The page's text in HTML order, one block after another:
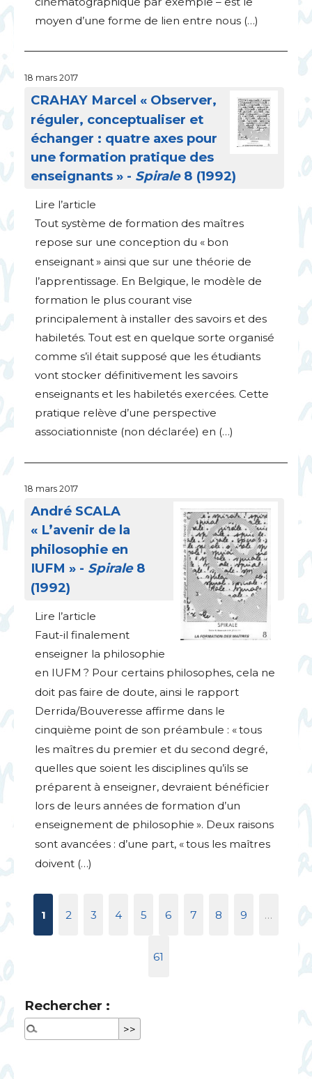
moyen d’une forme de lien entre nous (…)
18 mars 2017
CRAHAY Marcel « Observer,
réguler, conceptualiser et
échanger : quatre axes pour
une formation pratique des
enseignants » - Spirale8 (1992)
Lire l’article
Tout système de formation des maîtres
repose sur une conception du « bon
enseignant» ainsi que sur une théorie de
l’apprentissage. En Belgique, le modèle de
formation le plus courant vise
principalement à installer des savoirs et des
habiletés. Tout est en quelque sorte organisé
comme s’il était supposé que les étudiants
vont stocker définitivement les savoirs
enseignants et les habiletés exercées. Cette
pratique relève d’une perspective
associationniste (non déclarée) en (…)
18 mars 2017
André SCALA
« L’avenir de la
philosophie en
IUFM » - Spirale8
(1992)
Lire l’article
Faut-il finalement
enseigner la philosophie
en IUFM ? Pour certains philosophes, cela ne
doit pas faire de doute, ainsi le rapport
Derrida/Bouveresse affirme dans le
cinquième point de son préambule : «tous
les maîtres du premier et du second degré,
quelles que soient les disciplines qu’ils se
préparent à enseigner, devraient bénéficier
lors de leurs années de formation d’un
enseignement de philosophie ». Deux raisons
sont avancées : d’une part, «tous les maîtres
doivent (…)
1 2 3 4 5 6 7 8 9 …
61
Rechercher :